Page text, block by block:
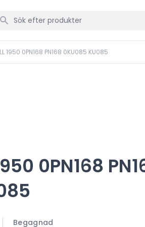
1950 0PN168 PN168 0KU085 KU085
0PN168
Begagnad